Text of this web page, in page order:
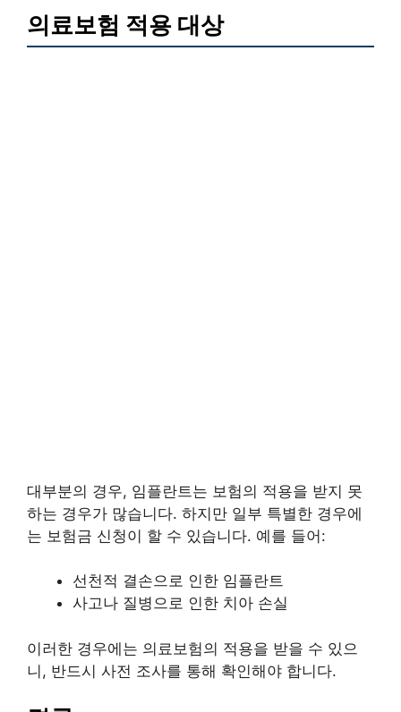
의료보험 적용 대상
대부분의 경우, 임플란트는 보험의 적용을 받지 못
하는 경우가 많습니다. 하지만 일부 특별한 경우에
는 보험금 신청이 할 수 있습니다. 예를 들어:
선천적 결손으로 인한 임플란트
사고나 질병으로 인한 치아 손실
이러한 경우에는 의료보험의 적용을 받을 수 있으
니, 반드시 사전 조사를 통해 확인해야 합니다.